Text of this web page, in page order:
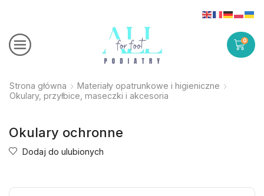
0
Strona główna
Materiały opatrunkowe i higieniczne
Okulary, przyłbice, maseczki i akcesoria
Okulary ochronne
Dodaj do ulubionych